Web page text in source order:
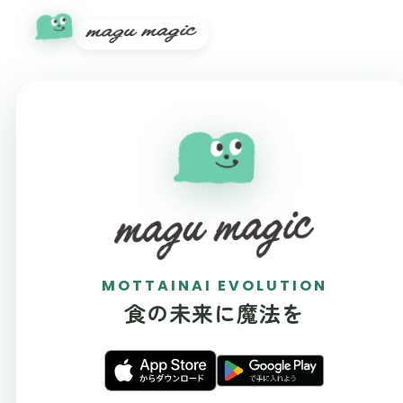
MOTTAINAI EVOLUTION
食の未来に魔法を